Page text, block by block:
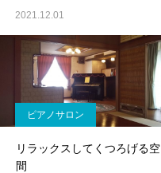
2021.12.01
ピアノサロン
リラックスしてくつろげる空
間